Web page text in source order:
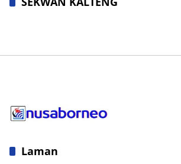
Laman